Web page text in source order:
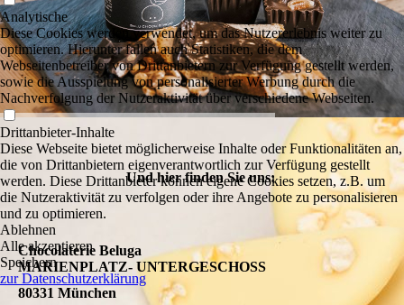
Und hier finden Sie uns:
Chocolaterie Beluga
MARIENPLATZ- UNTERGESCHOSS
80331 München
Analytische
Diese Cookies werden verwendet, um das Nutzererlebnis weiter zu
optimieren. Hierunter fallen auch Statistiken, die dem
Webseitenbetreiber von Drittanbietern zur Verfügung gestellt werden,
sowie die Ausspielung von personalisierter Werbung durch die
Nachverfolgung der Nutzeraktivität über verschiedene Webseiten.
Drittanbieter-Inhalte
Diese Webseite bietet möglicherweise Inhalte oder Funktionalitäten an,
die von Drittanbietern eigenverantwortlich zur Verfügung gestellt
werden. Diese Drittanbieter können eigene Cookies setzen, z.B. um
die Nutzeraktivität zu verfolgen oder ihre Angebote zu personalisieren
und zu optimieren.
Ablehnen
Alle akzeptieren
Speichern
zur Datenschutzerklärung